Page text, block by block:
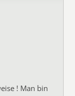
! Man bin